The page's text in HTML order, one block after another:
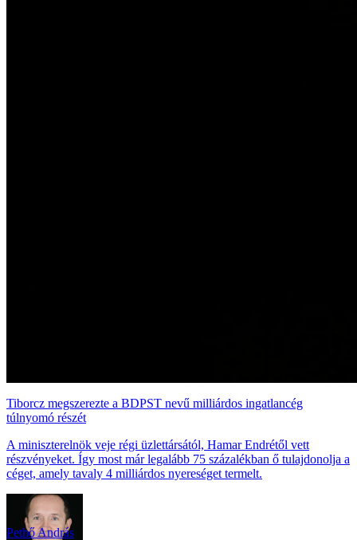
Tiborcz megszerezte a BDPST nevű milliárdos ingatlancég
túlnyomó részét
A miniszterelnök veje régi üzlettársától, Hamar Endrétől vett
részvényeket. Így most már legalább 75 százalékban ő tulajdonolja a
céget, amely tavaly 4 milliárdos nyereséget termelt.
Pethő András